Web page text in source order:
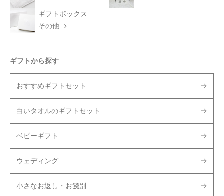
ギフトボックス
その他
ギフトから探す
おすすめギフトセット
白いタオルのギフトセット
ベビーギフト
ウェディング
小さなお返し・お餞別